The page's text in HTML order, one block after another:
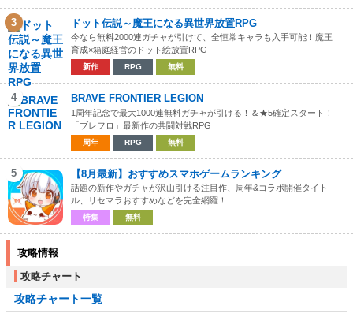
3 ドット伝説～魔王になる異世界放置RPG
今なら無料2000連ガチャが引けて、全恒常キャラも入手可能！魔王
育成×箱庭経営のドット絵放置RPG
新作 RPG 無料
4 BRAVE FRONTIER LEGION
1周年記念で最大1000連無料ガチャが引ける！＆★5確定スタート！
「ブレフロ」最新作の共闘対戦RPG
周年 RPG 無料
5 【8月最新】おすすめスマホゲームランキング
話題の新作やガチャが沢山引ける注目作、周年&コラボ開催タイト
ル、リセマラおすすめなどを完全網羅！
特集 無料
攻略情報
攻略チャート
攻略チャート一覧